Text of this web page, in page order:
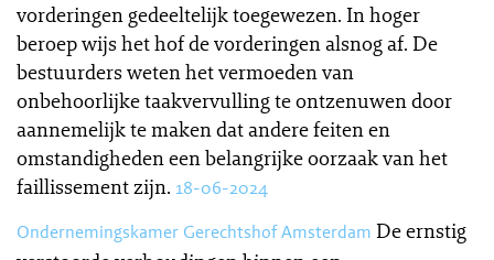
vorderingen gedeeltelijk toegewezen. In hoger
beroep wijs het hof de vorderingen alsnog af. De
bestuurders weten het vermoeden van
onbehoorlijke taakvervulling te ontzenuwen door
aannemelijk te maken dat andere feiten en
omstandigheden een belangrijke oorzaak van het
faillissement zijn. 18-06-2024
Ondernemingskamer Gerechtshof Amsterdam De ernstig